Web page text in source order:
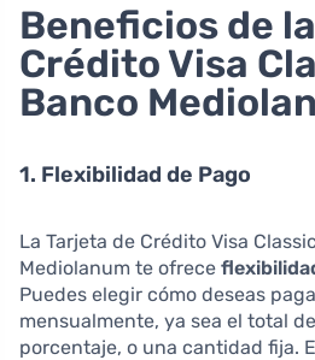
Beneficios de
Crédito Visa
Banco
1. Flexibilidad de Pago
La Tarjeta de Crédito Visa
Mediolanum te ofrece
Puedes elegir cómo deseas
mensualmente, ya sea el total
porcentaje, o una cantidad fija.